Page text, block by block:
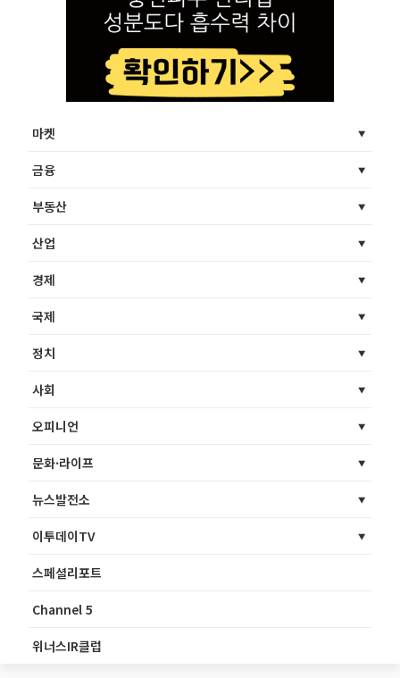
마켓
금융
부동산
산업
경제
국제
정치
사회
오피니언
문화·라이프
뉴스발전소
이투데이TV
스페셜리포트
Channel 5
위너스IR클럽